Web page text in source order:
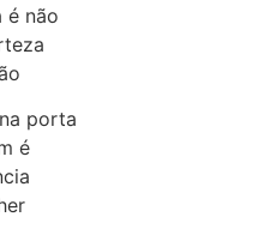
é não
porta
é